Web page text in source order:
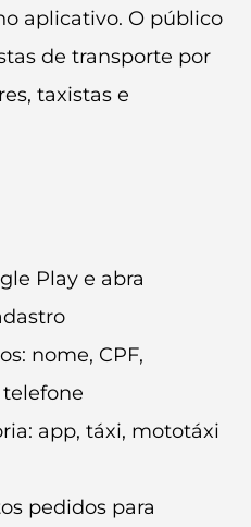
aplicativo. O público
de transporte por
taxistas e
Play e abra
nome, CPF,
app, táxi, mototáxi
pedidos para